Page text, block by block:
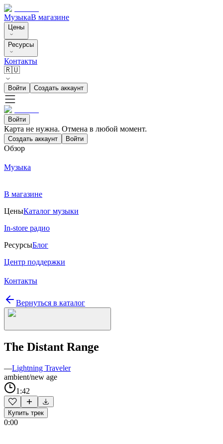
МузыкаВ магазине
Цены
Ресурсы
Контакты
🇷🇺
Войти Создать аккаунт
Войти
Карта не нужна. Отмена в любой момент.
Создать аккаунт Войти
Обзор
Музыка
В магазине
ЦеныКаталог музыки
In-store радио
РесурсыБлог
Центр поддержки
Контакты
Вернуться в каталог
The Distant Range
—Lightning Traveler
ambient/new age
1:42
Купить трек
0:00